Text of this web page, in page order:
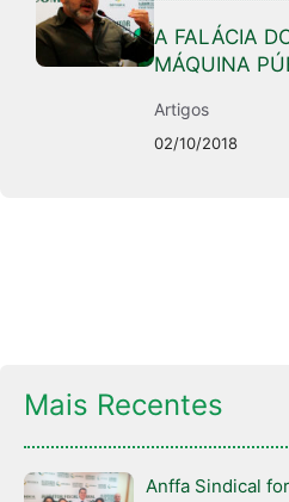
A FALÁCIA
MÁQUINA
Artigos
02/10/2018
Mais Recentes
Anffa Sindical